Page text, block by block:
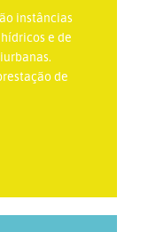
instâncias
e de
de